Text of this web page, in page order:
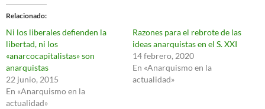
Relacionado
Ni los liberales defienden la
libertad, ni los
«anarcocapitalistas» son
anarquistas
22 junio, 2015
En «Anarquismo en la
actualidad»
Razones para el rebrote de las
ideas anarquistas en el S. XXI
14 febrero, 2020
En «Anarquismo en la
actualidad»